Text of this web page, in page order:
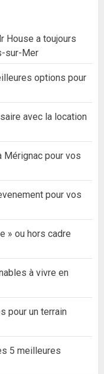
House a toujours
sur-Mer
options pour
avec la location
Mérignac pour vos
pour vos
» ou hors cadre
à vivre en
pour un terrain
5 meilleures